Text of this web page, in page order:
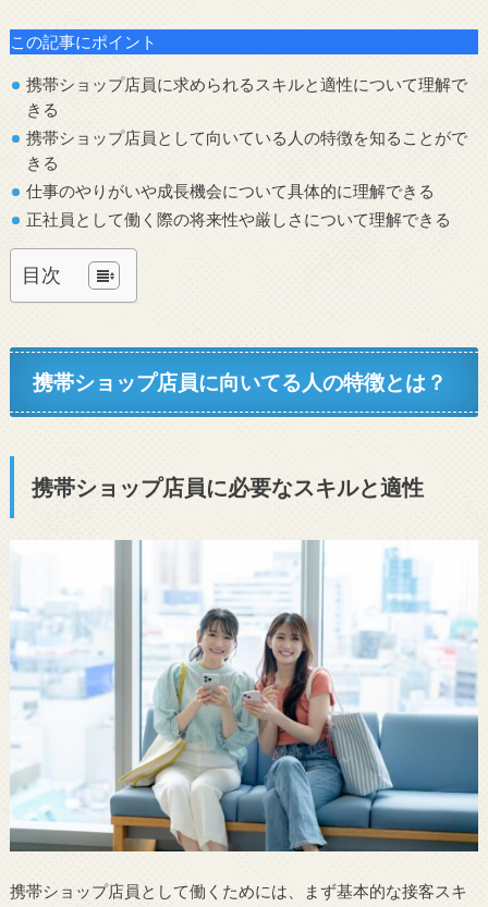
この記事にポイント
携帯ショップ店員に求められるスキルと適性について理解で
きる
携帯ショップ店員として向いている人の特徴を知ることがで
きる
仕事のやりがいや成長機会について具体的に理解できる
正社員として働く際の将来性や厳しさについて理解できる
目次
携帯ショップ店員に向いてる人の特徴とは？
携帯ショップ店員に必要なスキルと適性
携帯ショップ店員として働くためには、まず基本的な接客スキ